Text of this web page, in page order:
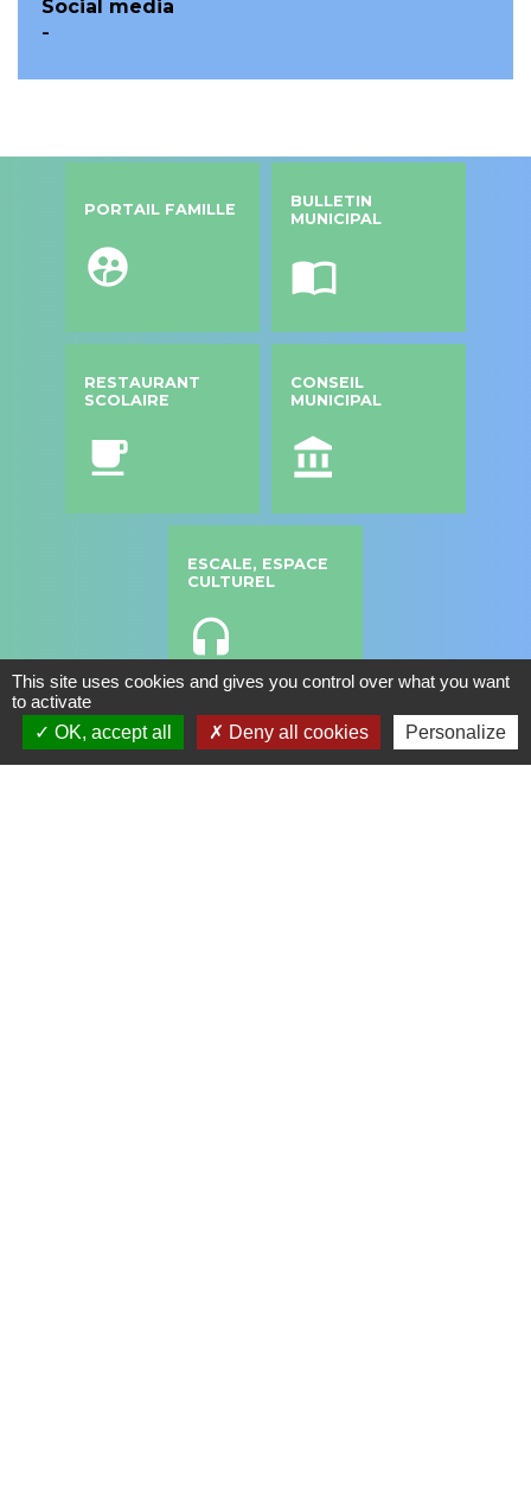
Social media
-
PORTAIL FAMILLE
supervised_user_circle
BULLETIN
MUNICIPAL
import_contacts
RESTAURANT
SCOLAIRE
local_cafe
CONSEIL
MUNICIPAL
account_balance
ESCALE, ESPACE
CULTUREL
headset
Contacts
This site uses cookies and gives you control over what you want
to activate
OK, accept all
Deny all cookies Personalize